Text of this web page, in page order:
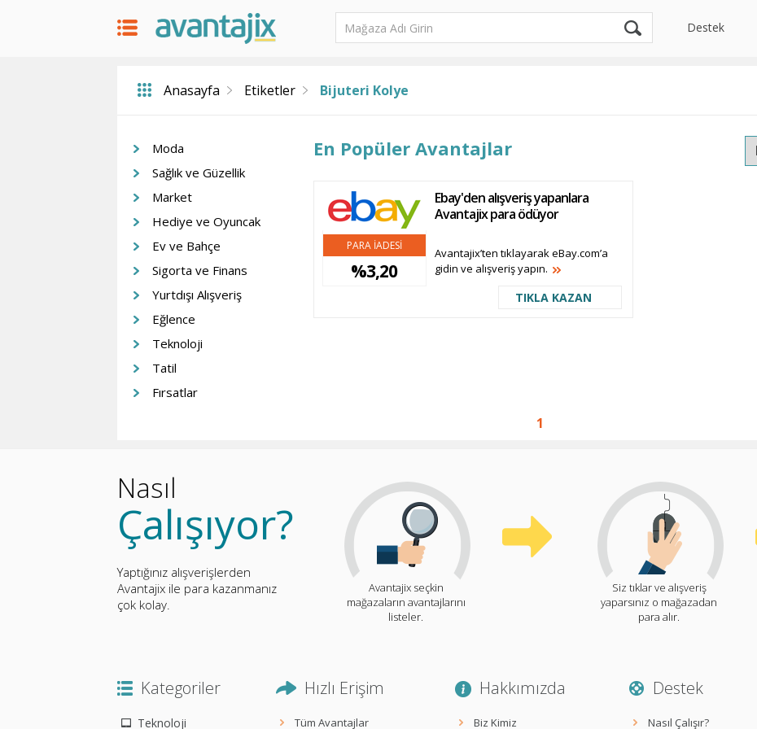
Destek
Anasayfa Etiketler Bijuteri Kolye
Moda
Sağlık ve Güzellik
Market
Hediye ve Oyuncak
Ev ve Bahçe
Sigorta ve Finans
Yurtdışı Alışveriş
Eğlence
Teknoloji
Tatil
Fırsatlar
En Popüler Avantajlar
PARA İADESİ
%3,20
Ebay'den alışveriş yapanlara
Avantajix para ödüyor
Avantajix’ten tıklayarak eBay.com’a
gidin ve alışveriş yapın.
TIKLA KAZAN
1
Nasıl
Çalışıyor?
Yaptığınız alışverişlerden
Avantajix ile para kazanmanız
çok kolay.
Avantajix seçkin
mağazaların avantajlarını
listeler.
Siz tıklar ve alışveriş
yaparsınız o mağazadan
para alır.
Kategoriler
Teknoloji
Hızlı Erişim
Tüm Avantajlar
Hakkımızda
Biz Kimiz
Destek
Nasıl Çalışır?